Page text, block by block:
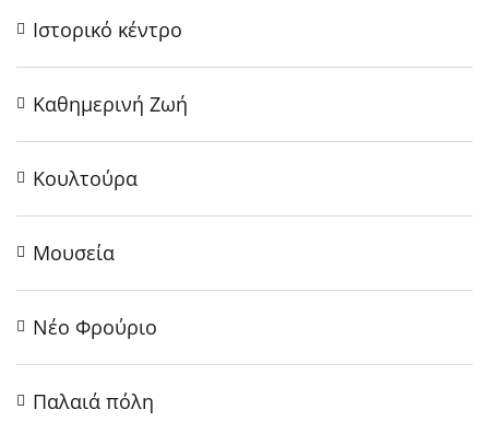
Ιστορικό κέντρο
Καθημερινή Ζωή
Κουλτούρα
Μουσεία
Νέο Φρούριο
Παλαιά πόλη